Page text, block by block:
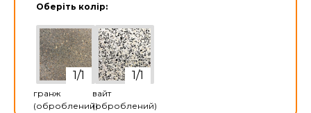
Оберіть колір:
гранж
(оброблений)
вайт
(оброблений)